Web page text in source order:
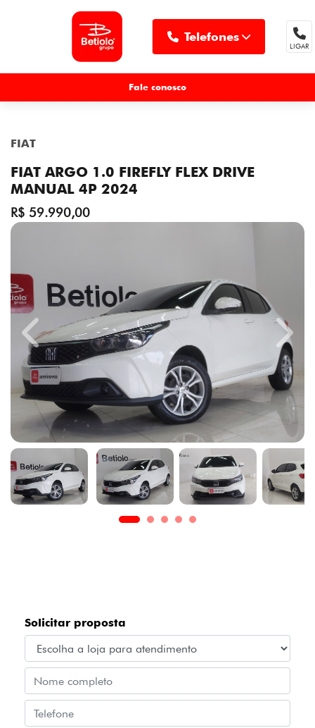
Telefones
LIGAR
Fale conosco
FIAT
FIAT ARGO 1.0 FIREFLY FLEX DRIVE
MANUAL 4P 2024
R$ 59.990,00
Previous Next
Solicitar proposta